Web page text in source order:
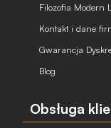
Filozofia Modern
Kontakt i dane
Gwarancja
Blog
Obsługa